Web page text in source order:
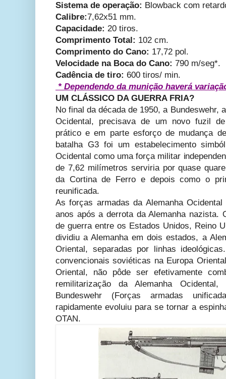
Sistema de operação: Blowback com
Calibre:7,62x51 mm.
Capacidade: 20 tiros.
Comprimento Total: 102 cm.
Comprimento do Cano: 17,72 pol.
Velocidade na Boca do Cano: 790 m/seg*.
Cadência de tiro: 600 tiros/ min.
* Dependendo da munição haverá
UM CLÁSSICO DA GUERRA FRIA?
No final da década de 1950, a Bundeswehr,
Ocidental, precisava de um novo fuzil
prático e em parte esforço de mudança
batalha G3 foi um estabelecimento
Ocidental como uma força militar
de 7,62 milímetros serviria por quase
da Cortina de Ferro e depois como o
reunificada.
As forças armadas da Alemanha
anos após a derrota da Alemanha nazista.
de guerra entre os Estados Unidos, Reino
dividiu a Alemanha em dois estados, a
Oriental, separadas por linhas
convencionais soviéticas na Europa
Oriental, não pôde ser efetivamente
remilitarização da Alemanha
Bundeswehr (Forças armadas
rapidamente evoluiu para se tornar a
OTAN.